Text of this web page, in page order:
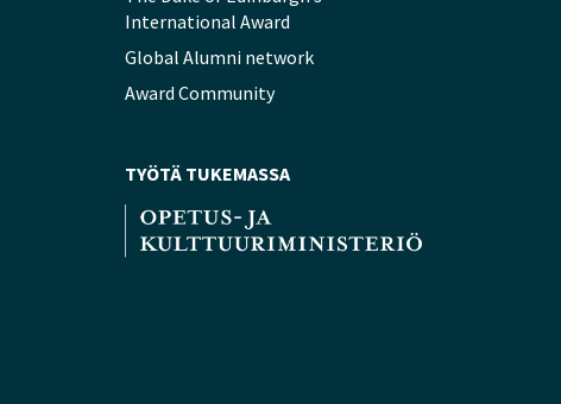
International Award
Global Alumni network
Award Community
TYÖTÄ TUKEMASSA